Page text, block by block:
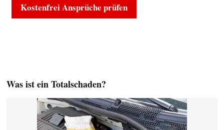
Kostenfrei Ansprüche prüfen
Was ist ein Totalschaden?